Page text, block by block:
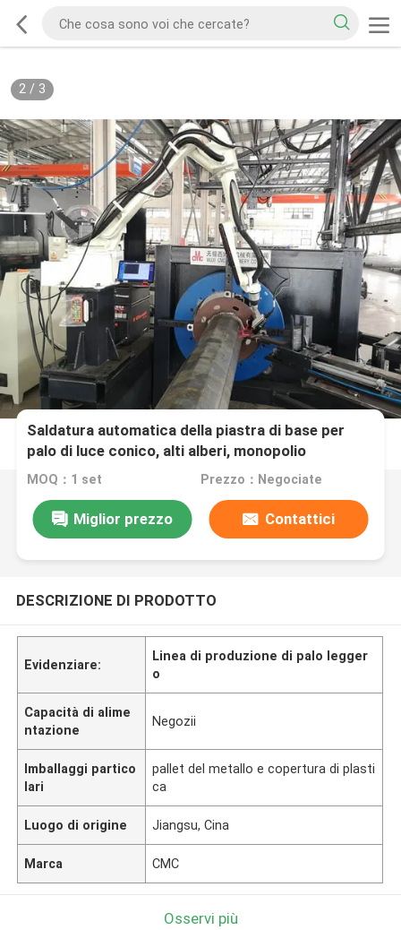
2/ 3
Saldatura automatica della piastra di base per
palo di luce conico, alti alberi, monopolio
MOQ：1 set Prezzo：Negociate
Miglior prezzo Contattici
DESCRIZIONE DI PRODOTTO
Evidenziare:
Linea di produzione di palo legger
o
Capacità di alime
ntazione
Negozii
Imballaggi partico
lari
pallet del metallo e copertura di plasti
ca
Luogo di origine Jiangsu, Cina
Marca CMC
Osservi più